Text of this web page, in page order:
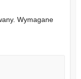
Wymagane